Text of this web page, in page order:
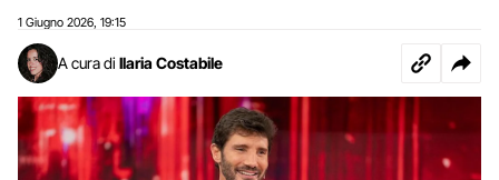
1 Giugno 2026 19:15
A cura di Ilaria Costabile